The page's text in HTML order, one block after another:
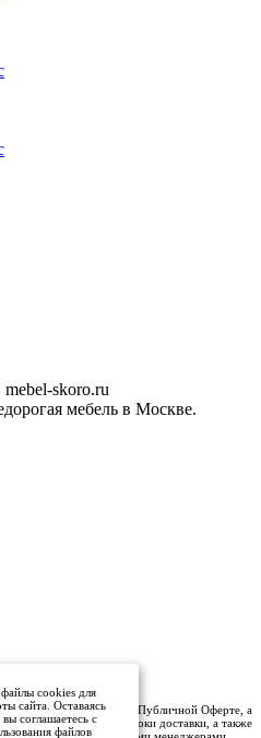
skoro.ru
мебель в Москве.
и цены), не относится к Публичной Оферте, а
цена, условия и сроки доставки, а также
cookies для
сайта. Оставаясь
соглашаетесь с
файлов